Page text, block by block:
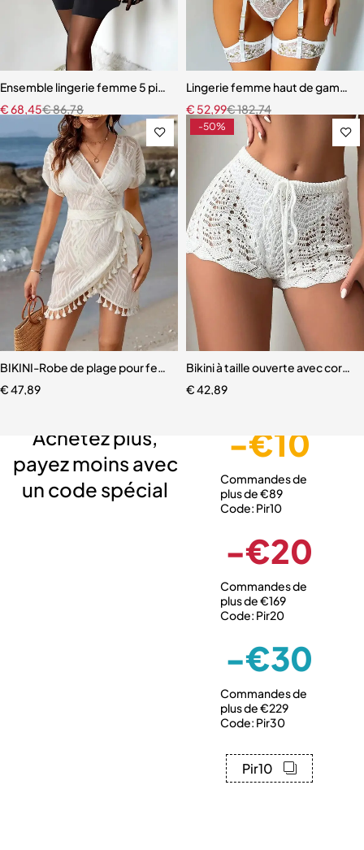
Ensemble lingerie femme 5 pièces – Dentelle brodée avec cache-
€86,78
€68,45
Lingerie femme haut de
€182,74
€ 52,99
BIKINI-Robe de plage pour femmes
€47,89
-50%
Bikini à taille ouverte avec
€42,89
Achetez plus,
payez moins avec
un code spécial
-€10
Commandes de
plus de €89
Code: Pir10
-€20
Commandes de
plus de €169
Code: Pir20
-€30
Commandes de
plus de €229
Code: Pir30
Pir10